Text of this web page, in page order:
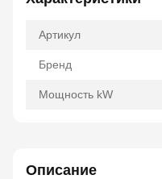
Артикул
Бренд
Мощность kW
Описание